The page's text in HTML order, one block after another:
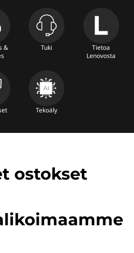
&
Tuki
Tietoa
Lenovosta
Tekoäly
ostokset